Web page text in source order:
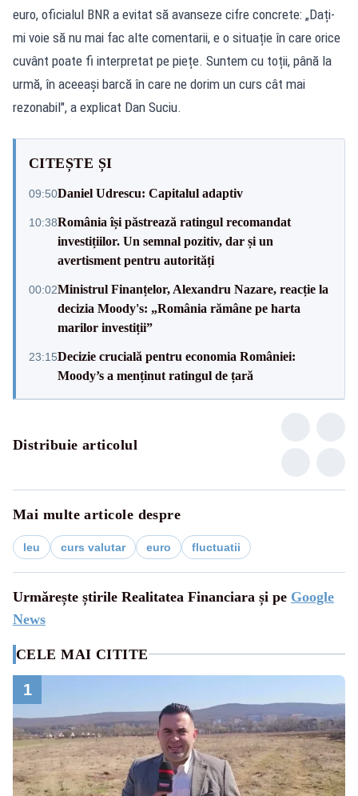
euro, oficialul BNR a evitat să avanseze cifre concrete: „Dați-
mi voie să nu mai fac alte comentarii, e o situație în care orice
cuvânt poate fi interpretat pe piețe. Suntem cu toții, până la
urmă, în aceeași barcă în care ne dorim un curs cât mai
rezonabil", a explicat Dan Suciu.
CITEȘTE ȘI
09:50Daniel Udrescu: Capitalul adaptiv
10:38România își păstrează ratingul recomandat
investițiilor. Un semnal pozitiv, dar și un
avertisment pentru autorități
00:02Ministrul Finanțelor, Alexandru Nazare, reacție la
decizia Moody's: „România rămâne pe harta
marilor investiții”
23:15Decizie crucială pentru economia României:
Moody’s a menținut ratingul de țară
Distribuie articolul
Mai multe articole despre
leu curs valutar euro fluctuatii
Urmărește știrile Realitatea Financiara și pe Google
News
CELE MAI CITITE
1